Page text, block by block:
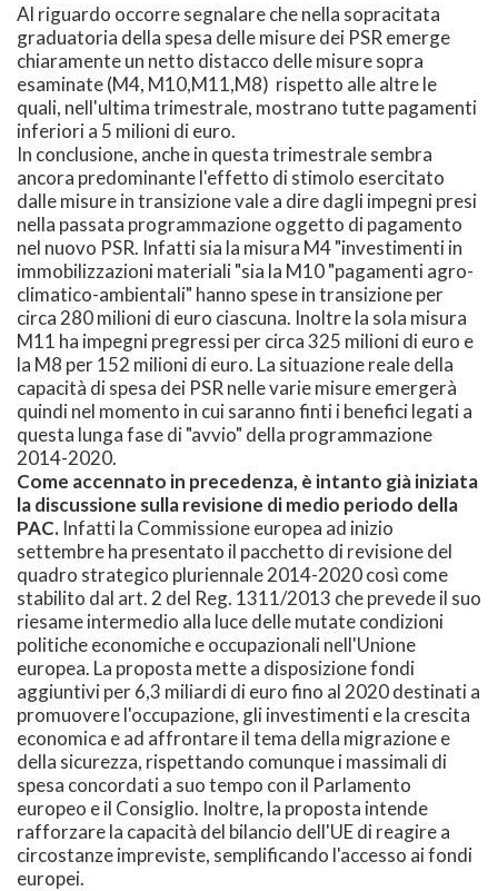
Al riguardo occorre segnalare che nella sopracitata
graduatoria della spesa delle misure dei PSR emerge
chiaramente un netto distacco delle misure sopra
esaminate (M4, M10,M11,M8) rispetto alle altre le
quali, nell'ultima trimestrale, mostrano tutte pagamenti
inferiori a 5 milioni di euro.
In conclusione, anche in questa trimestrale sembra
ancora predominante l'effetto di stimolo esercitato
dalle misure in transizione vale a dire dagli impegni presi
nella passata programmazione oggetto di pagamento
nel nuovo PSR. Infatti sia la misura M4 "investimenti in
immobilizzazioni materiali "sia la M10 "pagamenti agro-
climatico-ambientali" hanno spese in transizione per
circa 280 milioni di euro ciascuna. Inoltre la sola misura
M11 ha impegni pregressi per circa 325 milioni di euro e
la M8 per 152 milioni di euro. La situazione reale della
capacità di spesa dei PSR nelle varie misure emergerà
quindi nel momento in cui saranno finti i benefici legati a
questa lunga fase di "avvio" della programmazione
2014-2020.
Come accennato in precedenza, è intanto già iniziata
la discussione sulla revisione di medio periodo della
PAC. Infatti la Commissione europea ad inizio
settembre ha presentato il pacchetto di revisione del
quadro strategico pluriennale 2014-2020 così come
stabilito dal art. 2 del Reg. 1311/2013 che prevede il suo
riesame intermedio alla luce delle mutate condizioni
politiche economiche e occupazionali nell'Unione
europea. La proposta mette a disposizione fondi
aggiuntivi per 6,3 miliardi di euro fino al 2020 destinati a
promuovere l'occupazione, gli investimenti e la crescita
economica e ad affrontare il tema della migrazione e
della sicurezza, rispettando comunque i massimali di
spesa concordati a suo tempo con il Parlamento
europeo e il Consiglio. Inoltre, la proposta intende
rafforzare la capacità del bilancio dell'UE di reagire a
circostanze impreviste, semplificando l'accesso ai fondi
europei.